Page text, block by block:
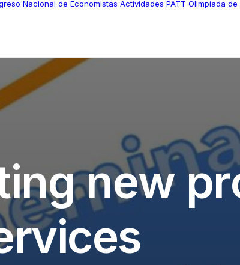
Nacional de Economistas Actividades PATT Olimpiada de
ingnew pr
rvices